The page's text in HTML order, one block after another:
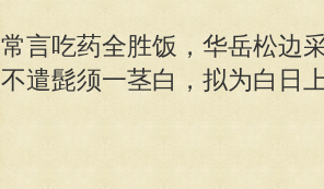
常言吃药全胜饭，华岳松边
不遣髭须一茎白，拟为白日